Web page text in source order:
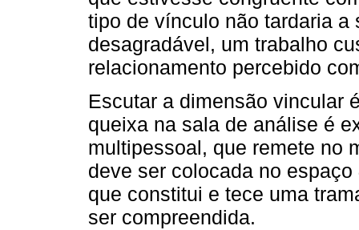
tipo de vínculo não tardaria a
desagradável, um trabalho
relacionamento percebido
Escutar a dimensão vincular
queixa na sala de análise é
multipessoal, que remete no
deve ser colocada no espaço
que constitui e tece uma
ser compreendida.